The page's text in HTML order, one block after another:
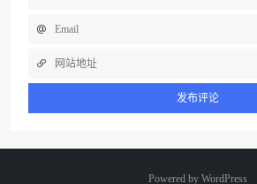
Powered by WordPress